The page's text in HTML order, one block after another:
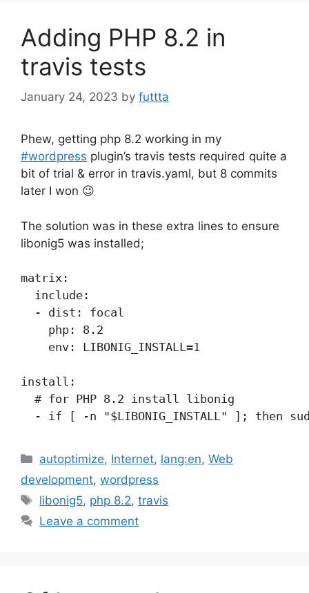
Adding PHP 8.2 in
travis tests
January 24, 2023 by futtta
Phew, getting php 8.2 working in my
#wordpress plugin’s travis tests required quite a
bit of trial & error in travis.yaml, but 8 commits
later I won 😉
The solution was in these extra lines to ensure
libonig5 was installed;
matrix:
  include:
  - dist: focal
    php: 8.2
    env: LIBONIG_INSTALL=1
install:
  # for PHP 8.2 install libonig
Categories
autoptimize, Internet, lang:en,Web
development, wordpress
Tags
libonig5, php 8.2,travis
Leave a comment